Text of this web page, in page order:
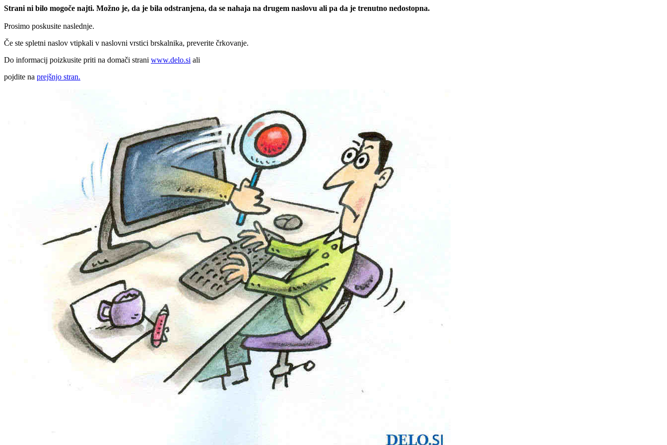
Strani ni bilo mogoče najti. Možno je, da je bila odstranjena, da se nahaja na drugem naslovu ali pa da je trenutno nedostopna.
Prosimo poskusite naslednje.
Če ste spletni naslov vtipkali v naslovni vrstici brskalnika, preverite črkovanje.
Do informacij poizkusite priti na domači strani www.delo.si ali
pojdite na prejšnjo stran.